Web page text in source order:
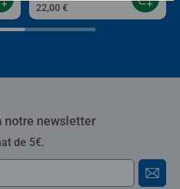
22,00 €
notre newsletter
de 5€.